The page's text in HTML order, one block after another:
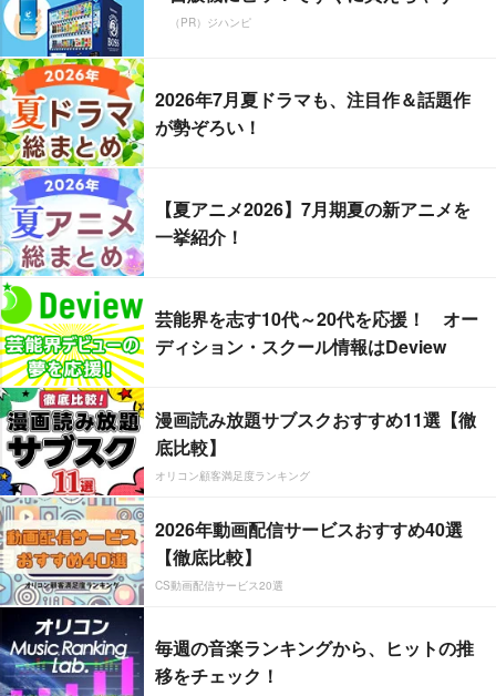
（PR）ジハンピ
2026年7月夏ドラマも、注目作＆話題作
が勢ぞろい！
【夏アニメ2026】7月期夏の新アニメを
一挙紹介！
芸能界を志す10代～20代を応援！ オー
ディション・スクール情報はDeview
漫画読み放題サブスクおすすめ11選【徹
底比較】
オリコン顧客満足度ランキング
2026年動画配信サービスおすすめ40選
【徹底比較】
CS動画配信サービス20選
毎週の音楽ランキングから、ヒットの推
移をチェック！